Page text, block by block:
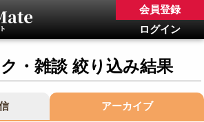
ログイン
会員登録
・雑談 絞り込み結果
アーカイブ